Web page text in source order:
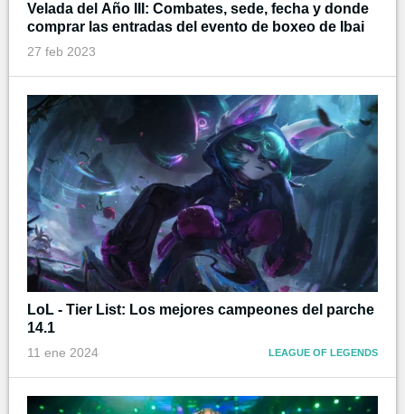
Velada del Año III: Combates, sede, fecha y donde
comprar las entradas del evento de boxeo de Ibai
27 feb 2023
LoL - Tier List: Los mejores campeones del parche
14.1
11 ene 2024 LEAGUE OF LEGENDS